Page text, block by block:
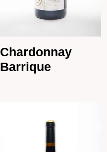
Chardonnay
Barrique